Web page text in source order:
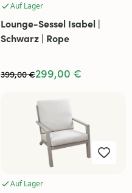
Auf Lager
Lounge-Sessel Isabel |
Schwarz | Rope
299,00 €
399,00 €
Auf Lager